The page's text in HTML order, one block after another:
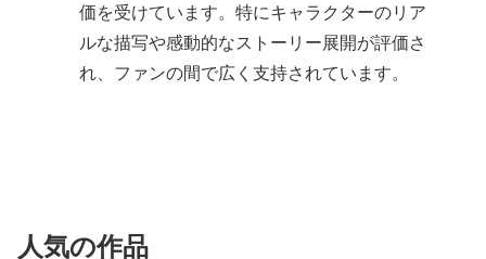
価を受けています。特にキャラクターのリア
ルな描写や感動的なストーリー展開が評価さ
れ、ファンの間で広く支持されています。
人気の作品